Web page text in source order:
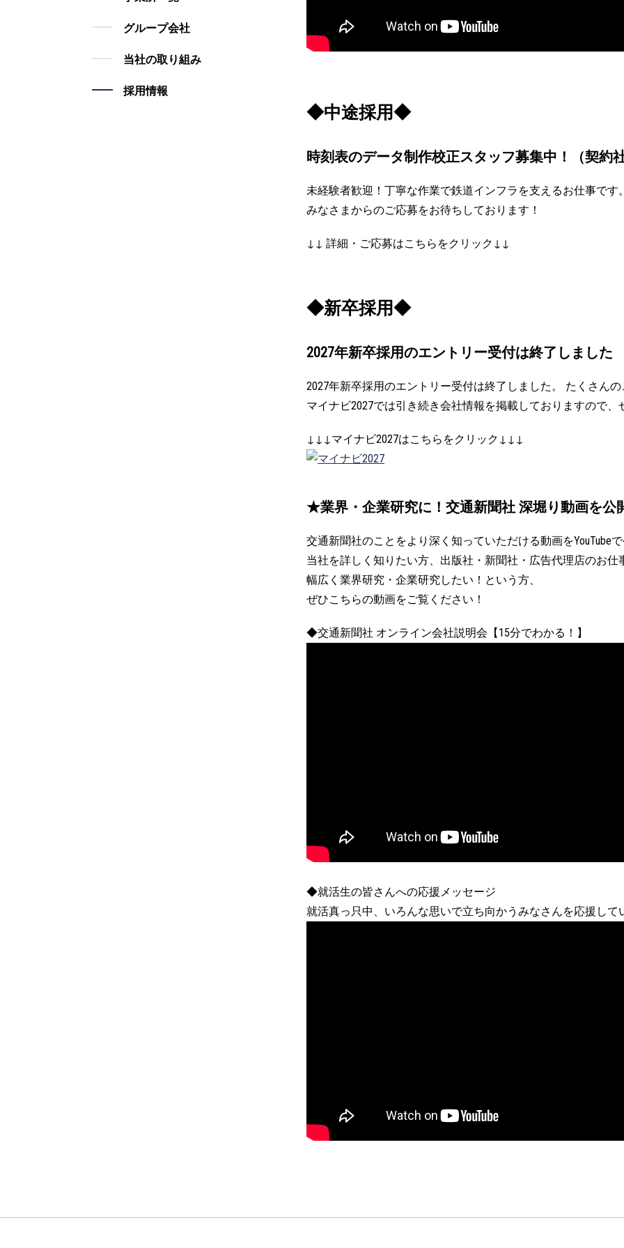
グループ会社
当社の取り組み
採用情報
◆中途採用◆
時刻表のデータ制作校正スタッフ募集中！（契約
未経験者歓迎！丁寧な作業で鉄道インフラを支えるお仕事です
みなさまからのご応募をお待ちしております！
↓↓ 詳細・ご応募はこちらをクリック↓↓
◆新卒採用◆
2027年新卒採用のエントリー受付は終了しました
2027年新卒採用のエントリー受付は終了しました。 たくさん
マイナビ2027では引き続き会社情報を掲載しておりますので、
↓↓↓マイナビ2027はこちらをクリック↓↓↓
★業界・企業研究に！交通新聞社 深堀り動画を公
交通新聞社のことをより深く知っていただける動画をYouTube
当社を詳しく知りたい方、出版社・新聞社・広告代理店のお仕
幅広く業界研究・企業研究したい！という方、
ぜひこちらの動画をご覧ください！
◆交通新聞社 オンライン会社説明会【15分でわかる！】
◆就活生の皆さんへの応援メッセージ
就活真っ只中、いろんな思いで立ち向かうみなさんを応援して